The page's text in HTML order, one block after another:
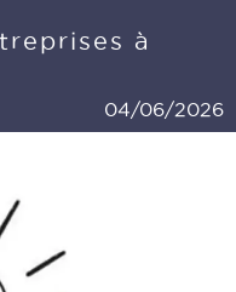
à
04/06/2026